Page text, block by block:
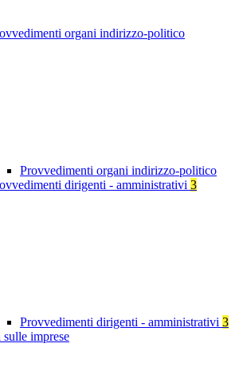
organi indirizzo-politico
Provvedimenti organi indirizzo-politico
dirigenti - amministrativi 3
Provvedimenti dirigenti - amministrativi 3
imprese